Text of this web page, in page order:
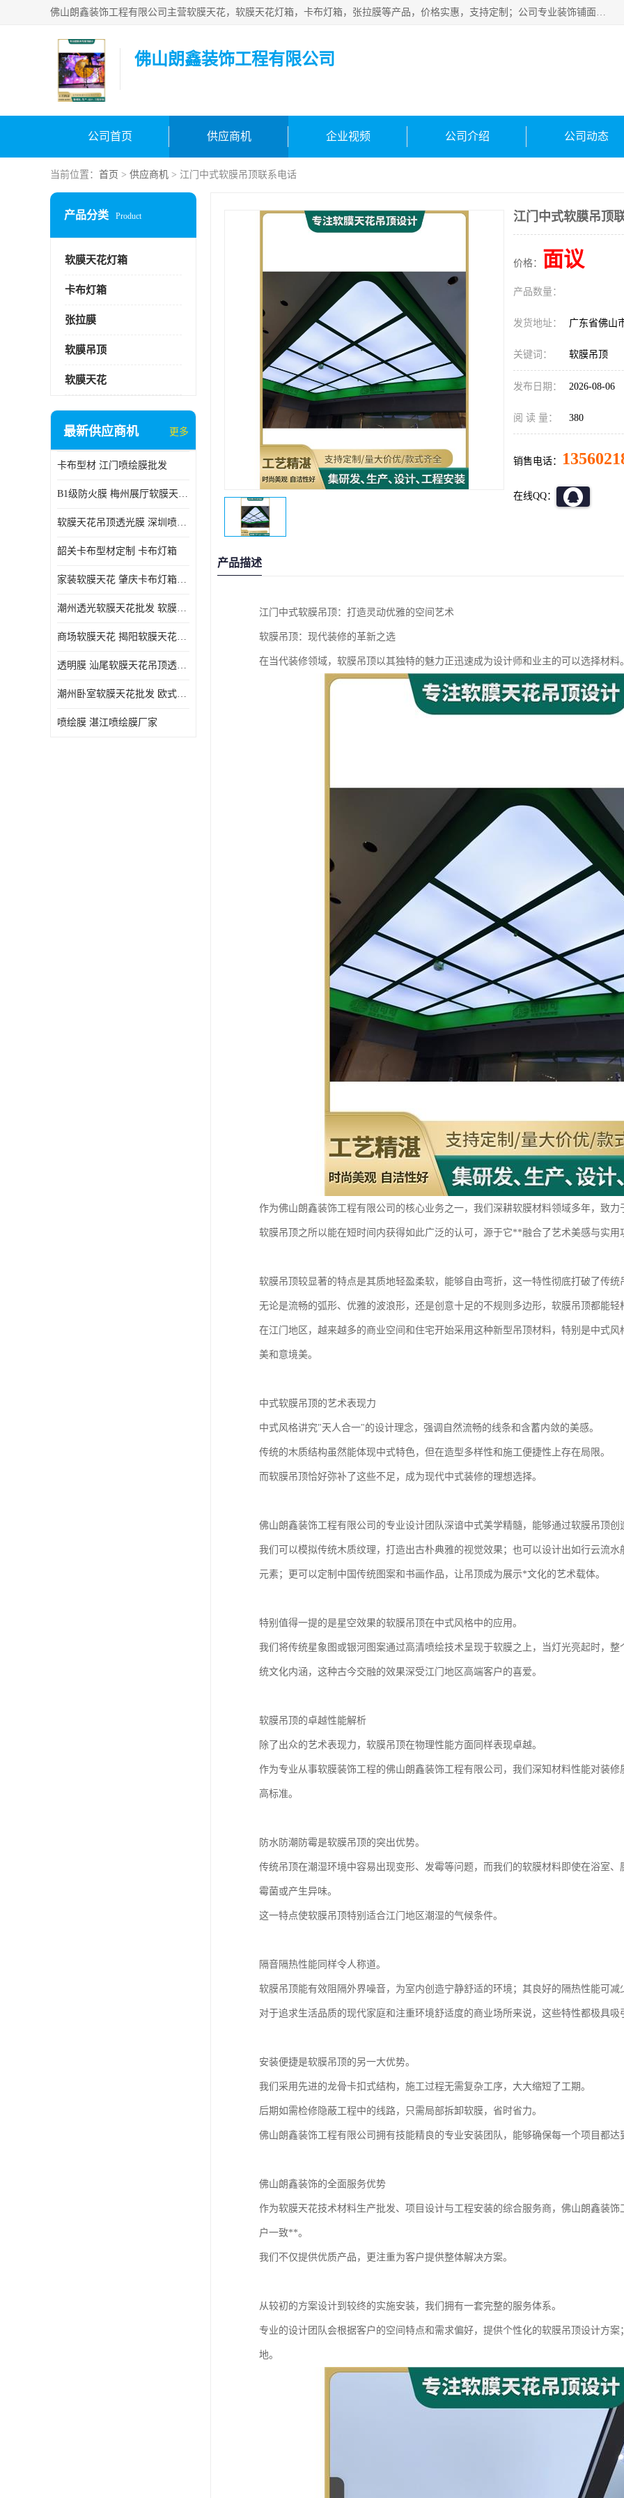
佛山朗鑫装饰工程有限公司主营软膜天花，软膜天花灯箱，卡布灯箱，张拉膜等产品，价格实惠，支持定制；公司专业装饰铺面，家居，会展特装，软膜等工程，技能精良人员，安装快、价格合理，质量保证、热诚与各方有识人士合作，欢迎新老客户来电咨询。
佛山朗鑫装饰工程有限公司
公司首页 供应商机 企业视频 公司介绍 公司动态
当前位置： 首页 > 供应商机 > 江门中式软膜吊顶联系电话
产品分类 Product
软膜天花灯箱
卡布灯箱
张拉膜
软膜吊顶
软膜天花
最新供应商机 更多
卡布型材 江门喷绘膜批发
B1级防火膜 梅州展厅软膜天花批发
软膜天花吊顶透光膜 深圳喷绘膜批发
韶关卡布型材定制 卡布灯箱
家装软膜天花 肇庆卡布灯箱批发
潮州透光软膜天花批发 软膜天花
商场软膜天花 揭阳软膜天花吊顶透光膜批发
透明膜 汕尾软膜天花吊顶透光膜定制
潮州卧室软膜天花批发 欧式软膜天花
喷绘膜 湛江喷绘膜厂家
江门中式软膜吊顶
价格： 面议
产品数量：
发货地址： 广东省佛山
关键词： 软膜吊顶
发布日期： 2026-08-06
阅 读 量： 380
销售电话：
在线QQ：
产品描述
江门中式软膜吊顶：打造灵动优雅的空间艺术
软膜吊顶：现代装修的革新之选
在当代装修领域，软膜吊顶以其独特的魅力正迅速成为设计师和业主的可以选择材料
作为佛山朗鑫装饰工程有限公司的核心业务之一，我们深耕软膜材料领域多年，致
软膜吊顶之所以能在短时间内获得如此广泛的认可，源于它**融合了艺术美感与实
软膜吊顶较显著的特点是其质地轻盈柔软，能够自由弯折，这一特性彻底打破了传统
无论是流畅的弧形、优雅的波浪形，还是创意十足的不规则多边形，软膜吊顶都能
在江门地区，越来越多的商业空间和住宅开始采用这种新型吊顶材料，特别是中式
美和意境美。
中式软膜吊顶的艺术表现力
中式风格讲究"天人合一"的设计理念，强调自然流畅的线条和含蓄内敛的美感。
传统的木质结构虽然能体现中式特色，但在造型多样性和施工便捷性上存在局限。
而软膜吊顶恰好弥补了这些不足，成为现代中式装修的理想选择。
佛山朗鑫装饰工程有限公司的专业设计团队深谙中式美学精髓，能够通过软膜吊顶
我们可以模拟传统木质纹理，打造出古朴典雅的视觉效果；也可以设计出如行云流
元素；更可以定制中国传统图案和书画作品，让吊顶成为展示*文化的艺术载体。
特别值得一提的是星空效果的软膜吊顶在中式风格中的应用。
我们将传统星象图或银河图案通过高清喷绘技术呈现于软膜之上，当灯光亮起时，
统文化内涵，这种古今交融的效果深受江门地区高端客户的喜爱。
软膜吊顶的卓越性能解析
除了出众的艺术表现力，软膜吊顶在物理性能方面同样表现卓越。
作为专业从事软膜装饰工程的佛山朗鑫装饰工程有限公司，我们深知材料性能对装
高标准。
防水防潮防霉是软膜吊顶的突出优势。
传统吊顶在潮湿环境中容易出现变形、发霉等问题，而我们的软膜材料即使在浴室
霉菌或产生异味。
这一特点使软膜吊顶特别适合江门地区潮湿的气候条件。
隔音隔热性能同样令人称道。
软膜吊顶能有效阻隔外界噪音，为室内创造宁静舒适的环境；其良好的隔热性能可
对于追求生活品质的现代家庭和注重环境舒适度的商业场所来说，这些特性都极具吸
安装便捷是软膜吊顶的另一大优势。
我们采用先进的龙骨卡扣式结构，施工过程无需复杂工序，大大缩短了工期。
后期如需检修隐蔽工程中的线路，只需局部拆卸软膜，省时省力。
佛山朗鑫装饰工程有限公司拥有技能精良的专业安装团队，能够确保每一个项目都
佛山朗鑫装饰的全面服务优势
作为软膜天花技术材料生产批发、项目设计与工程安装的综合服务商，佛山朗鑫装
户一致**。
我们不仅提供优质产品，更注重为客户提供整体解决方案。
从较初的方案设计到较终的实施安装，我们拥有一套完整的服务体系。
专业的设计团队会根据客户的空间特点和需求偏好，提供个性化的软膜吊顶设计方
地。